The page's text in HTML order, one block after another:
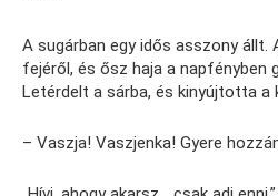
A sugárban egy idős asszony
fejéről, és ősz haja a napfényben
Letérdelt a sárba, és kinyújtotta a
– Vaszja! Vaszjenka! Gyere